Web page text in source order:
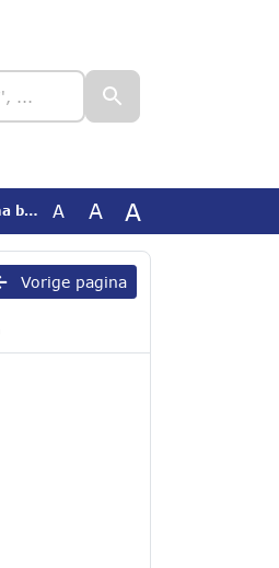
A A A
Vorige pagina